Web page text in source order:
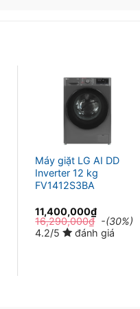
Máy giặt LG AI DD
Inverter 12 kg
FV1412S3BA
11,400,000₫
16,290,000₫ -(30%)
4.2/5
đánh giá